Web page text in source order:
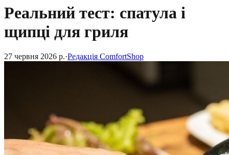
Реальний тест: спатула і
щипці для гриля
27 червня 2026 р.·Редакція ComfortShop